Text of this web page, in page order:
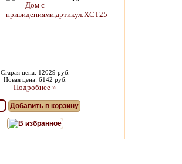
Старая цена:12029 руб.
Новая цена: 6142 руб.
Подробнее »
Добавить в корзину
В избранное